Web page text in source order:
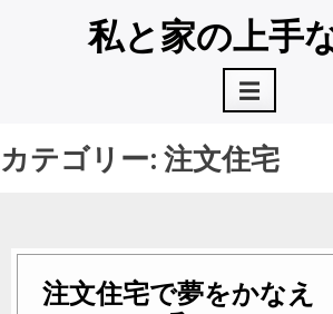
へ
ス
プ
私と家の上手
☰
カテゴリー: 注文住宅
注文住宅で夢をかなえ